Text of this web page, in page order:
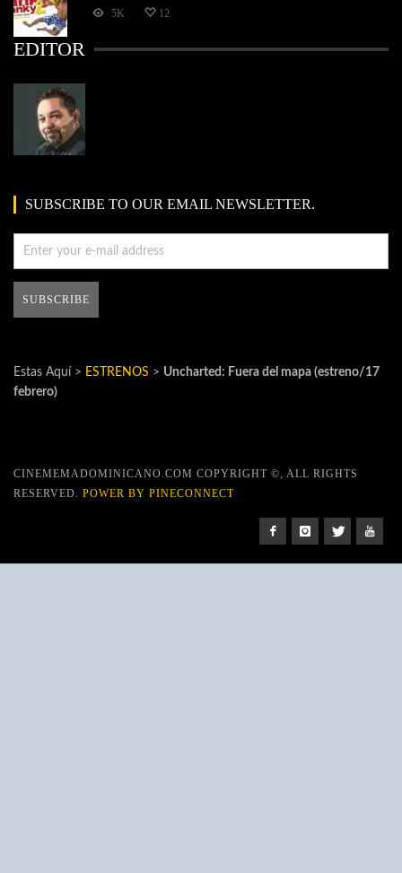
5K 12
EDITOR
SUBSCRIBE TO OUR EMAIL NEWSLETTER.
Estas Aquí > ESTRENOS > Uncharted: Fuera del mapa (estreno/17
febrero)
CINEMEMADOMINICANO.COM COPYRIGHT ©, ALL RIGHTS
RESERVED. POWER BY PINECONNECT